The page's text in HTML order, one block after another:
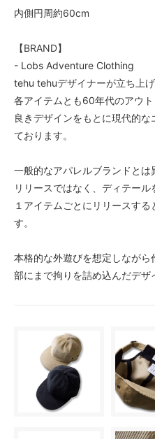
内側円周約60cm
【BRAND】
- Lobs Adventure Clothing
tehu tehuデザイナーが立ち上げ
各アイテムとも60年代のアウ
良きデザインをもとに現代的
ております。
一般的なアパレルブランドと
リリースではなく、ディテー
１アイテムごとにリリースす
す。
本格的な外遊びを想定しなが
部にまで拘りを詰め込んだデザ